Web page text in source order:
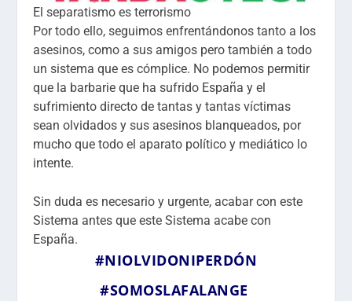
El separatismo es terrorismo
Por todo ello, seguimos enfrentándonos tanto a los
asesinos, como a sus amigos pero también a todo
un sistema que es cómplice. No podemos permitir
que la barbarie que ha sufrido España y el
sufrimiento directo de tantas y tantas víctimas
sean olvidados y sus asesinos blanqueados, por
mucho que todo el aparato político y mediático lo
intente.
Sin duda es necesario y urgente, acabar con este
Sistema antes que este Sistema acabe con
España.
#NIOLVIDONIPERDÓN
#SOMOSLAFALANGE